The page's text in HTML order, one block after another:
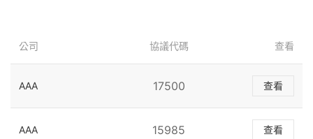
公司 協議代碼 查看
AAA 17500 查看
AAA 15985 查看